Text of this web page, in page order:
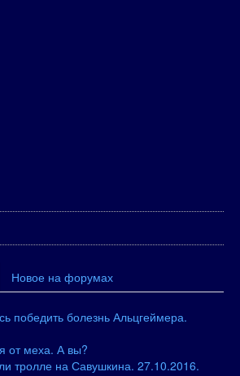
Новое на форумах
победить болезнь Альцгеймера.
от меха. А вы?
тролле на Савушкина. 27.10.2016.